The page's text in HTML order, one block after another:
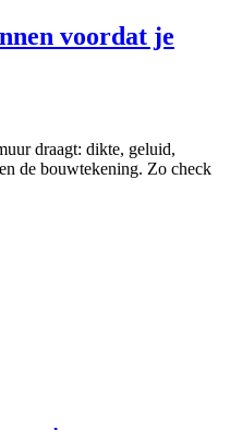
voordat je
draagt: dikte, geluid,
de bouwtekening. Zo check